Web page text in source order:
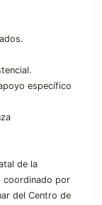
específico
de la
coordinado por
del Centro de